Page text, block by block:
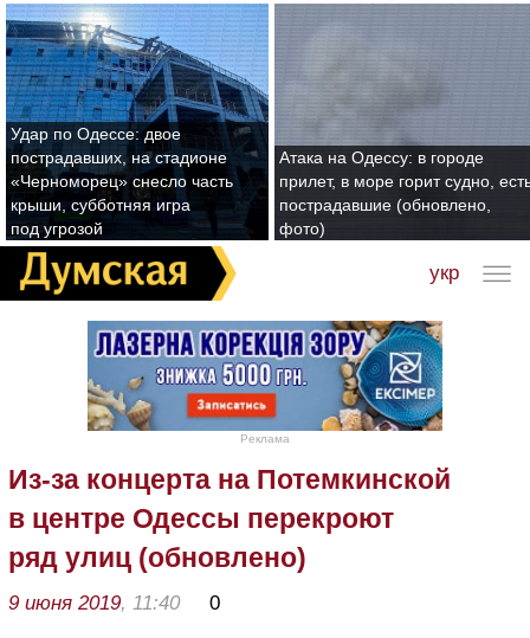
Удар по Одессе: двое
пострадавших, на стадионе
«Черноморец» снесло часть
крыши, субботняя игра
под угрозой
Атака на Одессу: в городе
прилет, в море горит судно,
пострадавшие (обновлено,
фото)
укр
Реклама
Из-за концерта на Потемкинской
в центре Одессы перекроют
ряд улиц (обновлено)
9 июня 2019, 11:40 0